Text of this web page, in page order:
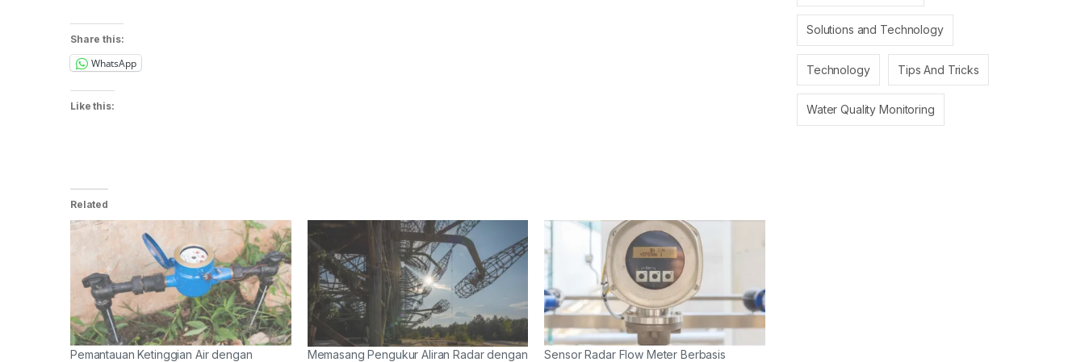
Share this:
WhatsApp
Like this:
Related
Pemantauan Ketinggian Air dengan
Memasang Pengukur Aliran Radar dengan
Sensor Radar Flow Meter Berbasis
Solutions and Technology
Technology Tips And Tricks
Water Quality Monitoring